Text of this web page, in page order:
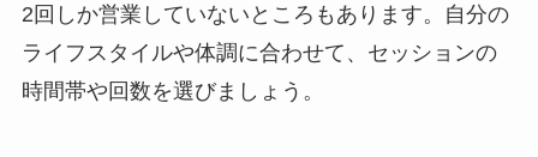
2回しか営業していないところもあります。自分の
ライフスタイルや体調に合わせて、セッションの
時間帯や回数を選びましょう。